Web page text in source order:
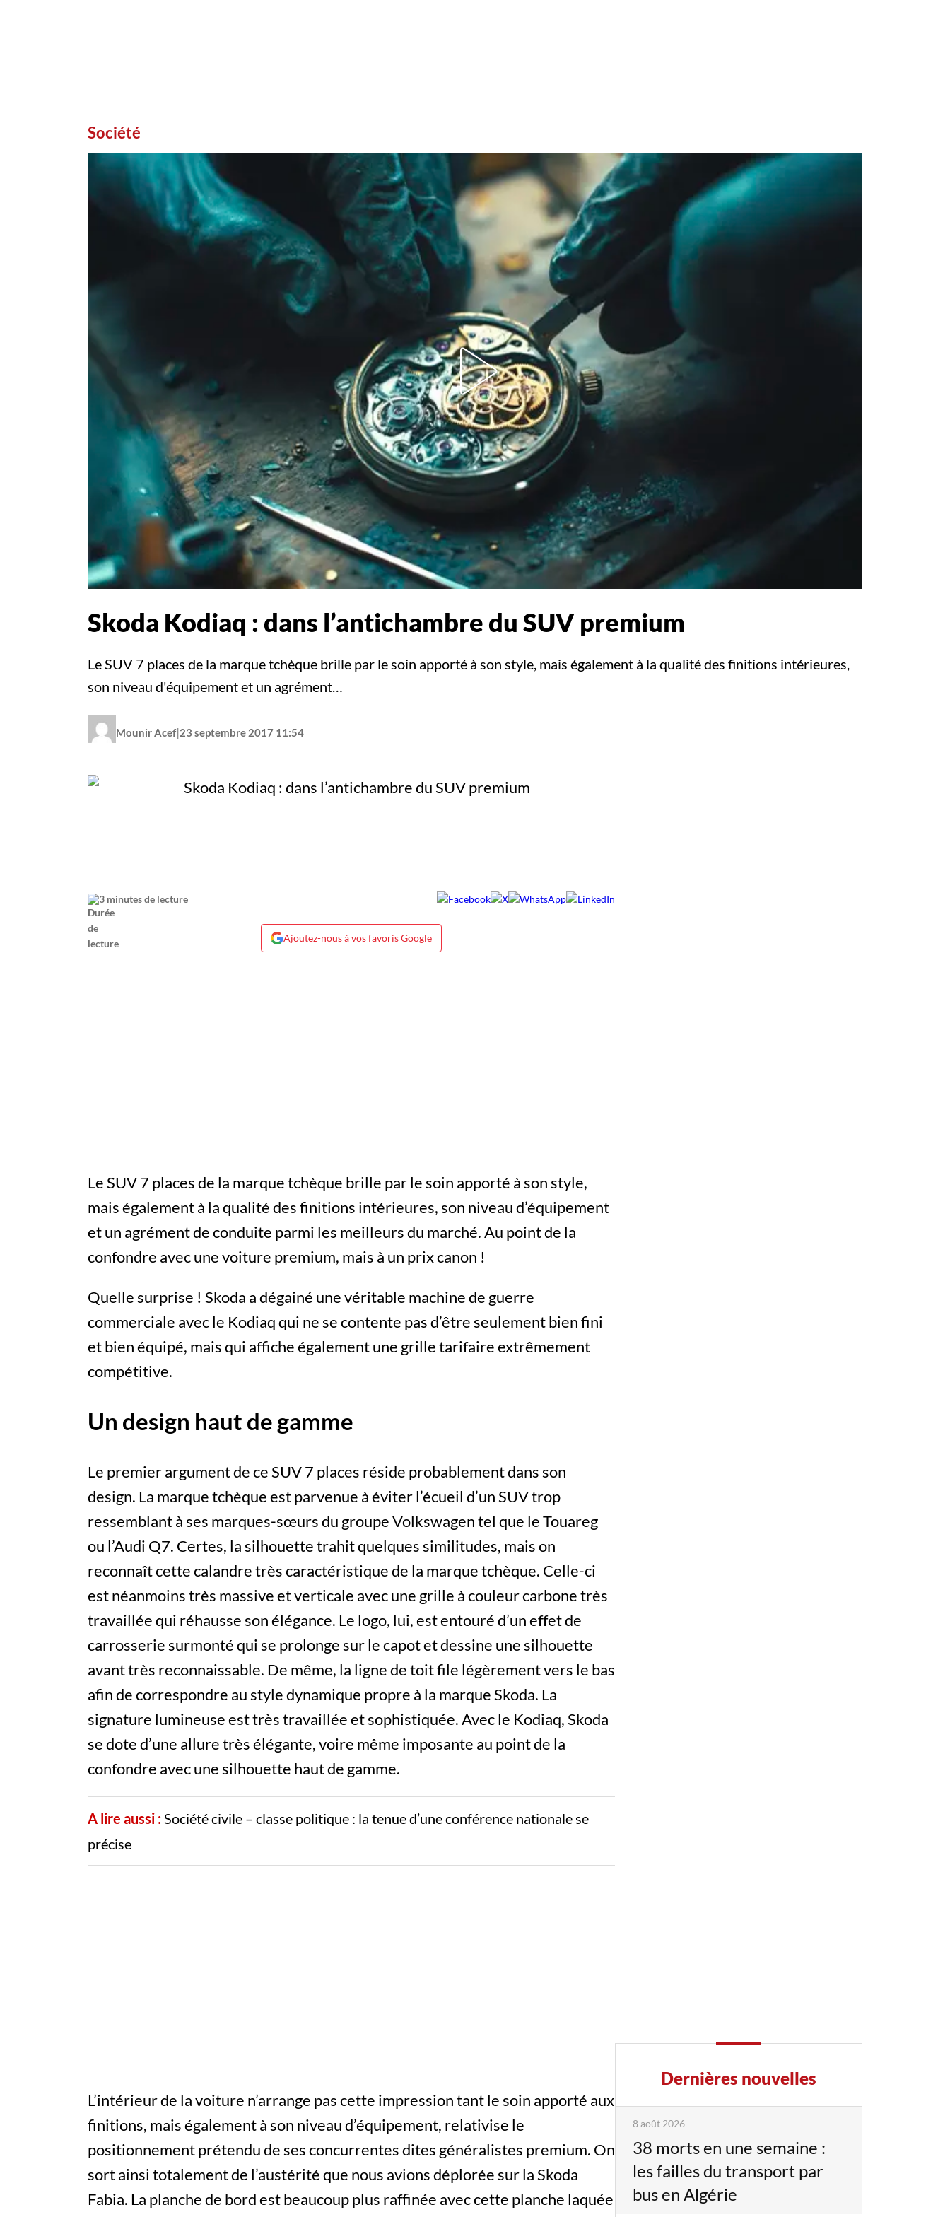
Société
Skoda Kodiaq : dans l’antichambre du SUV premium
Le SUV 7 places de la marque tchèque brille par le soin apporté à son style, mais également à la qualité des finitions intérieures,
son niveau d'équipement et un agrément…
Mounir Acef|23 septembre 2017 11:54
3 minutes de lecture
Ajoutez-nous à vos favoris Google
Le SUV 7 places de la marque tchèque brille par le soin apporté à son style,
mais également à la qualité des finitions intérieures, son niveau d’équipement
et un agrément de conduite parmi les meilleurs du marché. Au point de la
confondre avec une voiture premium, mais à un prix canon !
Quelle surprise ! Skoda a dégainé une véritable machine de guerre
commerciale avec le Kodiaq qui ne se contente pas d’être seulement bien fini
et bien équipé, mais qui affiche également une grille tarifaire extrêmement
compétitive.
Un design haut de gamme
Le premier argument de ce SUV 7 places réside probablement dans son
design. La marque tchèque est parvenue à éviter l’écueil d’un SUV trop
ressemblant à ses marques-sœurs du groupe Volkswagen tel que le Touareg
ou l’Audi Q7. Certes, la silhouette trahit quelques similitudes, mais on
reconnaît cette calandre très caractéristique de la marque tchèque. Celle-ci
est néanmoins très massive et verticale avec une grille à couleur carbone très
travaillée qui réhausse son élégance. Le logo, lui, est entouré d’un effet de
carrosserie surmonté qui se prolonge sur le capot et dessine une silhouette
avant très reconnaissable. De même, la ligne de toit file légèrement vers le bas
afin de correspondre au style dynamique propre à la marque Skoda. La
signature lumineuse est très travaillée et sophistiquée. Avec le Kodiaq, Skoda
se dote d’une allure très élégante, voire même imposante au point de la
confondre avec une silhouette haut de gamme.
A lire aussi :Société civile – classe politique : la tenue d’une conférence nationale se
précise
L’intérieur de la voiture n’arrange pas cette impression tant le soin apporté aux
finitions, mais également à son niveau d’équipement, relativise le
positionnement prétendu de ses concurrentes dites généralistes premium. On
sort ainsi totalement de l’austérité que nous avions déplorée sur la Skoda
Fabia. La planche de bord est beaucoup plus raffinée avec cette planche laquée
Dernières nouvelles
8 août 2026
38 morts en une semaine :
les failles du transport par
bus en Algérie